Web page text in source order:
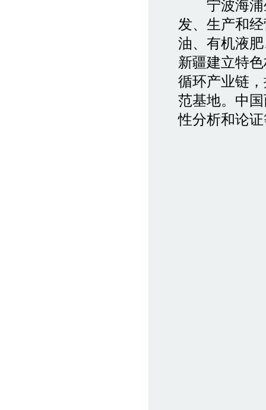
宁波海浦生
发、生产和
油、有机液
新疆建立特
循环产业链
范基地。中
性分析和论